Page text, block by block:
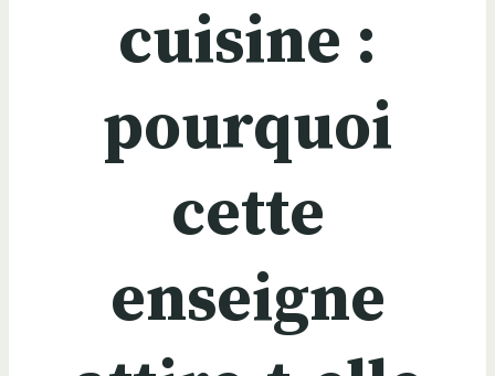
cuisine :
pourquoi
cette
enseigne